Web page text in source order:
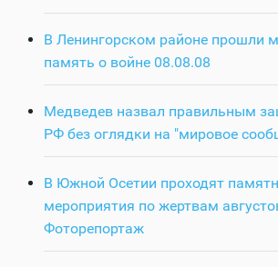
В Ленингорском районе прошли
память о войне 08.08.08
Медведев назвал правильным
РФ без оглядки на "мировое
В Южной Осетии проходят
мероприятия по жертвам
Фоторепортаж